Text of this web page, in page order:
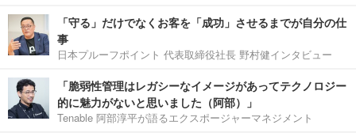
「守る」だけでなくお客を「成功」させるまでが自分の仕
事
日本プルーフポイント 代表取締役社長 野村健インタビュー
「脆弱性管理はレガシーなイメージがあってテクノロジー
的に魅力がないと思いました（阿部）」
Tenable 阿部淳平が語るエクスポージャーマネジメント